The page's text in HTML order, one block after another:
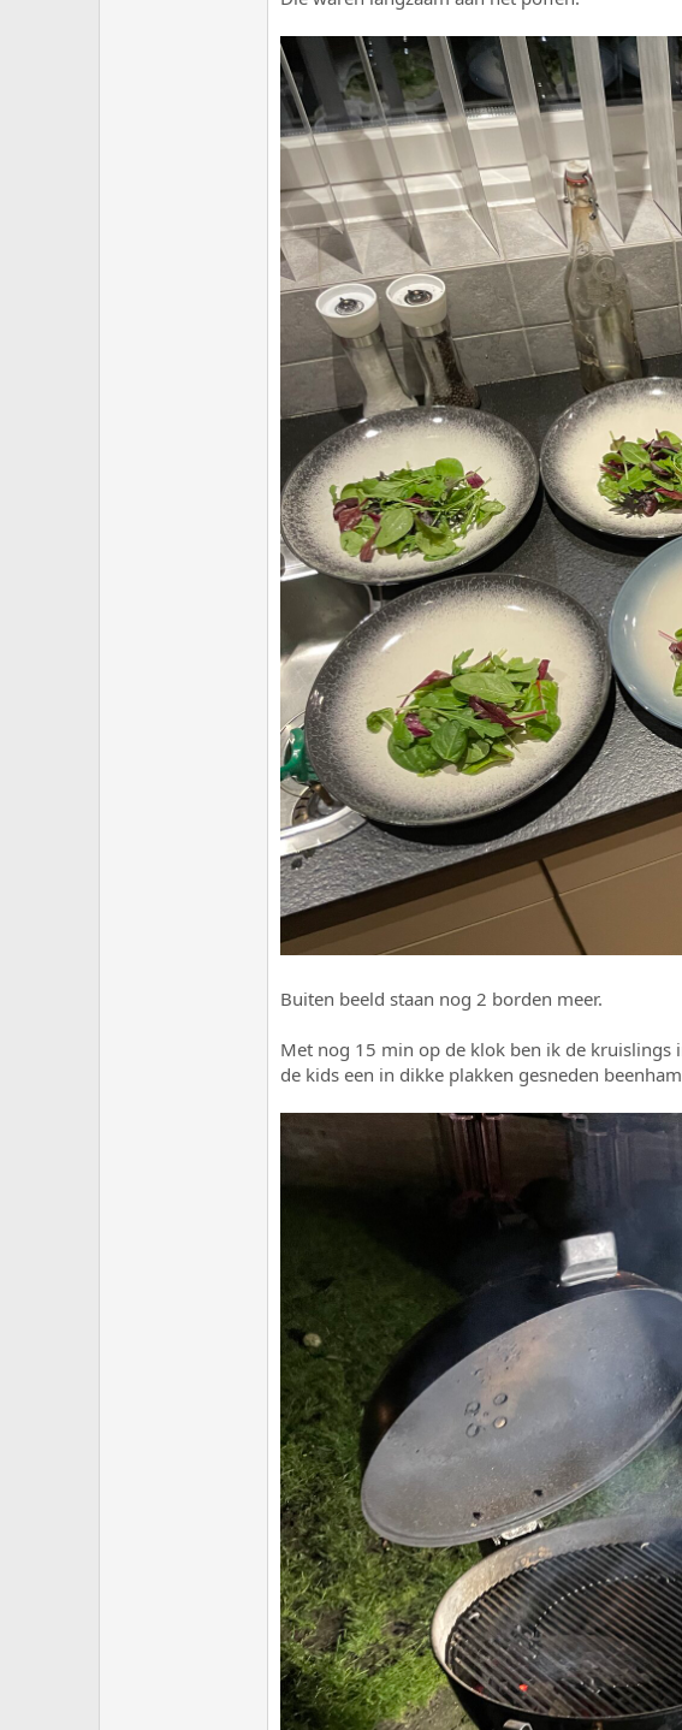
Buiten beeld staan nog 2 borden meer.
Met nog 15 min op de klok ben ik de kruislings
de kids een in dikke plakken gesneden